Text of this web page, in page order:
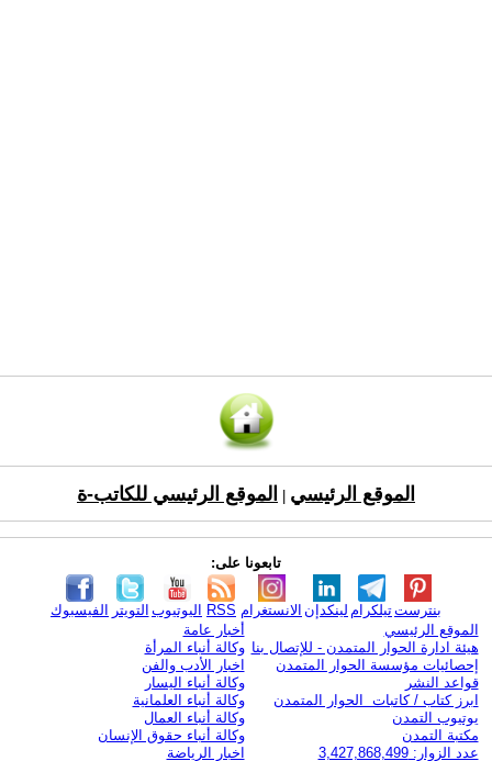
الموقع الرئيسي الموقع الرئيسي للكاتب-ة
تابعونا على:
الفيسبوك التويتر اليوتيوب RSS الانستغرام لينكدإن تيلكرامبنترست
الموقع الرئيسي
هيئة ادارة الحوار المتمدن - للإتصال بنا
إحصائيات مؤسسة الحوار المتمدن
قواعد النشر
ابرز كتاب / كاتبات الحوار المتمدن
يوتيوب التمدن
مكتبة التمدن
عدد الزوار: 3,427,868,499
أخبار عامة
وكالة أنباء المرأة
اخبار الأدب والفن
وكالة أنباء اليسار
وكالة أنباء العلمانية
وكالة أنباء العمال
وكالة أنباء حقوق الإنسان
اخبار الرياضة